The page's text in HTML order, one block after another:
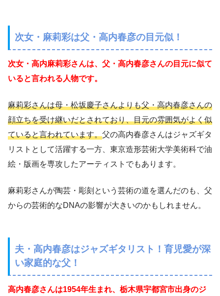
次女・麻莉彩は父・高内春彦の目元似！
次女・高内麻莉彩さんは、父・高内春彦さんの目元に似て
いると言われる人物です。
麻莉彩さんは母・松坂慶子さんよりも父・高内春彦さんの
顔立ちを受け継いだとされており、目元の雰囲気がよく似
ていると言われています。父の高内春彦さんはジャズギタ
リストとして活躍する一方、東京造形芸術大学美術科で油
絵・版画を専攻したアーティストでもあります。
麻莉彩さんが陶芸・彫刻という芸術の道を選んだのも、父
からの芸術的なDNAの影響が大きいのかもしれません。
夫・高内春彦はジャズギタリスト！育児愛が深
い家庭的な父！
高内春彦さんは1954年生まれ、栃木県宇都宮市出身のジ